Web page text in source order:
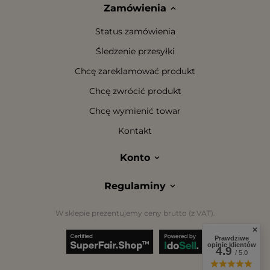
Zamówienia
Status zamówienia
Śledzenie przesyłki
Chcę zareklamować produkt
Chcę zwrócić produkt
Chcę wymienić towar
Kontakt
Konto
Regulaminy
W sklepie prezentujemy ceny brutto (z VAT).
Prawdziwe
opinie klientów
4.9/ 5.0